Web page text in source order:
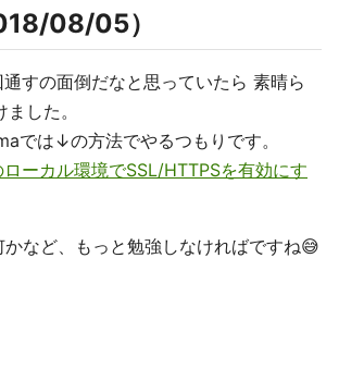
08/05）
すの面倒だなと思っていたら 素晴ら
した。
では↓の方法でやるつもりです。
ーカル環境でSSL/HTTPSを有効にす
かなど、もっと勉強しなければですね😅